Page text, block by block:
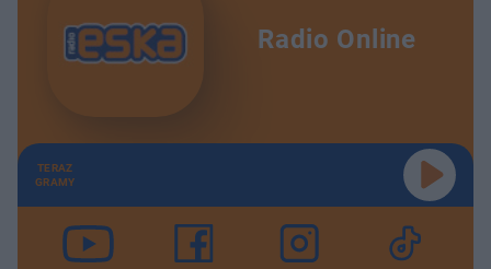
Radio Online
TERAZ
GRAMY